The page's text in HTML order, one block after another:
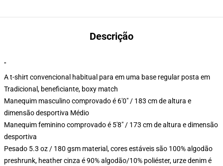
Descrição
"
A t-shirt convencional habitual para em uma base regular posta em
Tradicional, beneficiante, boxy match
Manequim masculino comprovado é 6'0" / 183 cm de altura e
dimensão desportiva Médio
Manequim feminino comprovado é 5'8" / 173 cm de altura e dimensão
desportiva
Pesado 5.3 oz / 180 gsm material, cores estáveis são 100% algodão
preshrunk, heather cinza é 90% algodão/10% poliéster, urze denim é